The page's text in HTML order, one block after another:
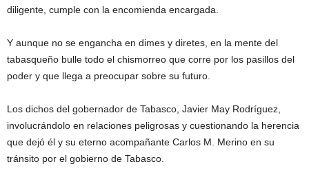
diligente, cumple con la encomienda encargada.
Y aunque no se engancha en dimes y diretes, en la mente del
tabasqueño bulle todo el chismorreo que corre por los pasillos del
poder y que llega a preocupar sobre su futuro.
Los dichos del gobernador de Tabasco, Javier May Rodríguez,
involucrándolo en relaciones peligrosas y cuestionando la herencia
que dejó él y su eterno acompañante Carlos M. Merino en su
tránsito por el gobierno de Tabasco.